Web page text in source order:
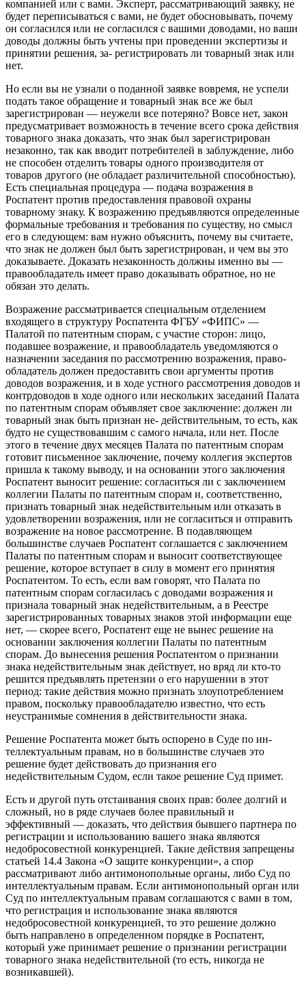
компанией или с вами. Эксперт, рассматривающий заявку, не
будет переписываться с вами, не будет обосновывать, почему
он согласился или не согласился с вашими доводами, но ваши
доводы должны быть учтены при проведении экспертизы и
принятии решения, за- регистрировать ли товарный знак или
нет.
Но если вы не узнали о поданной заявке вовремя, не успели
подать такое обращение и товарный знак все же был
зарегистрирован — неужели все потеряно? Вовсе нет, закон
предусматривает возможность в течение всего срока действия
товарного знака доказать, что знак был зарегистрирован
незаконно, так как вводит потребителей в заблуждение, либо
не способен отделить товары одного производителя от
товаров другого (не обладает различительной способностью).
Есть специальная процедура — подача возражения в
Роспатент против предоставления правовой охраны
товарному знаку. К возражению предъявляются определенные
формальные требования и требования по существу, но смысл
его в следующем: вам нужно объяснить, почему вы считаете,
что знак не должен был быть зарегистрирован, и чем вы это
доказываете. Доказать незаконность должны именно вы —
правообладатель имеет право доказывать обратное, но не
обязан это делать.
Возражение рассматривается специальным отделением
входящего в структуру Роспатента ФГБУ «ФИПС» —
Палатой по патентным спорам, с участие сторон: лицо,
подавшее возражение, и правообладатель уведомляются о
назначении заседания по рассмотрению возражения, право-
обладатель должен предоставить свои аргументы против
доводов возражения, и в ходе устного рассмотрения доводов и
контрдоводов в ходе одного или нескольких заседаний Палата
по патентным спорам объявляет свое заключение: должен ли
товарный знак быть признан не- действительным, то есть, как
будто не существовавшим с самого начала, или нет. После
этого в течение двух месяцев Палата по патентным спорам
готовит письменное заключение, почему коллегия экспертов
пришла к такому выводу, и на основании этого заключения
Роспатент выносит решение: согласиться ли с заключением
коллегии Палаты по патентным спорам и, соответственно,
признать товарный знак недействительным или отказать в
удовлетворении возражения, или не согласиться и отправить
возражение на новое рассмотрение. В подавляющем
большинстве случаев Роспатент соглашается с заключением
Палаты по патентным спорам и выносит соответствующее
решение, которое вступает в силу в момент его принятия
Роспатентом. То есть, если вам говорят, что Палата по
патентным спорам согласилась с доводами возражения и
признала товарный знак недействительным, а в Реестре
зарегистрированных товарных знаков этой информации еще
нет, — скорее всего, Роспатент еще не вынес решение на
основании заключения коллегии Палаты по патентным
спорам. До вынесения решения Роспатентом о признании
знака недействительным знак действует, но вряд ли кто-то
решится предъявлять претензии о его нарушении в этот
период: такие действия можно признать злоупотреблением
правом, поскольку правообладателю известно, что есть
неустранимые сомнения в действительности знака.
Решение Роспатента может быть оспорено в Суде по ин-
теллектуальным правам, но в большинстве случаев это
решение будет действовать до признания его
недействительным Судом, если такое решение Суд примет.
Есть и другой путь отстаивания своих прав: более долгий и
сложный, но в ряде случаев более правильный и
эффективный — доказать, что действия бывшего партнера по
регистрации и использованию вашего знака являются
недобросовестной конкуренцией. Такие действия запрещены
статьей 14.4 Закона «О защите конкуренции», а спор
рассматривают либо антимонопольные органы, либо Суд по
интеллектуальным правам. Если антимонопольный орган или
Суд по интеллектуальным правам соглашаются с вами в том,
что регистрация и использование знака являются
недобросовестной конкуренцией, то это решение должно
быть направлено в определенном порядке в Роспатент,
который уже принимает решение о признании регистрации
товарного знака недействительной (то есть, никогда не
возникавшей).